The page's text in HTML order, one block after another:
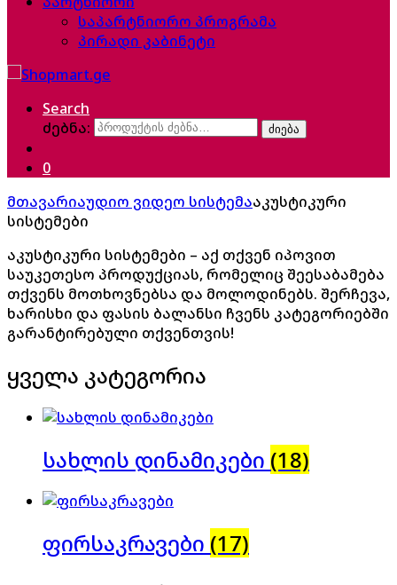
საპარტნიორო პროგრამა
პირადი კაბინეტი
Search
ძებნა:
ძიება
0
მთავარიაუდიო ვიდეო სისტემააკუსტიკური
სისტემები
აკუსტიკური სისტემები – აქ თქვენ იპოვით
საუკეთესო პროდუქციას, რომელიც შეესაბამება
თქვენს მოთხოვნებსა და მოლოდინებს. შერჩევა,
ხარისხი და ფასის ბალანსი ჩვენს კატეგორიებში
გარანტირებული თქვენთვის!
ყველა კატეგორია
სახლის დინამიკები (18)
ფირსაკრავები (17)